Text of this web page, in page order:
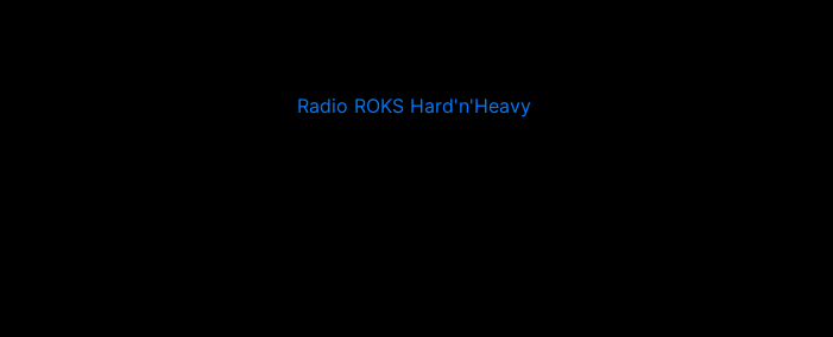
Radio ROKS Hard'n'Heavy